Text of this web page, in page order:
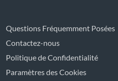
Questions Fréquemment Posées
Contactez-nous
Politique de Confidentialité
Paramètres des Cookies